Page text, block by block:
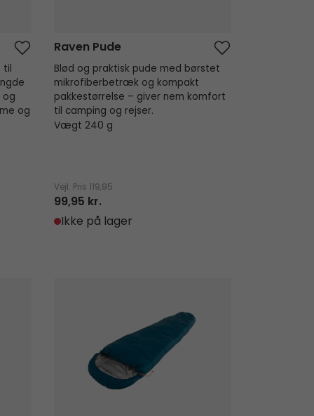
til
og
og
Raven Pude
Blød og praktisk pude med børstet
mikrofiberbetræk og kompakt
pakkestørrelse – giver nem komfort
til camping og rejser.
Vægt 240 g
Vejl. Pris 119,95
99,95 kr.
Ikke på lager